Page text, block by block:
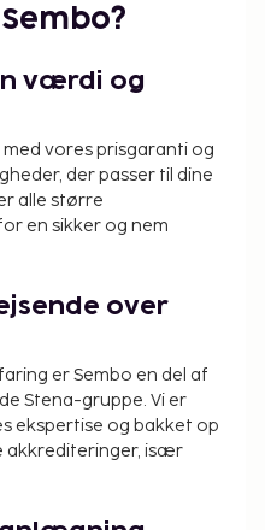
værdi og
vores prisgaranti og
der passer til dine
alle større
en sikker og nem
over
er Sembo en del af
Stena-gruppe. Vi er
ekspertise og bakket op
akkrediteringer, især